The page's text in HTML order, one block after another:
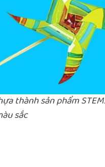
thành sản phẩm
sắc